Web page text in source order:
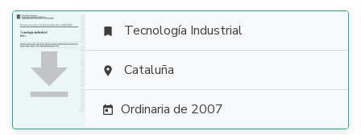

 Tecnología Industrial
 Cataluña
 Ordinaria de 2007